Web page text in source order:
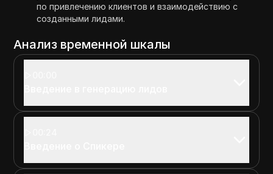
по привлечению клиентов и взаимодействию с
созданными лидами.
Анализ временной шкалы